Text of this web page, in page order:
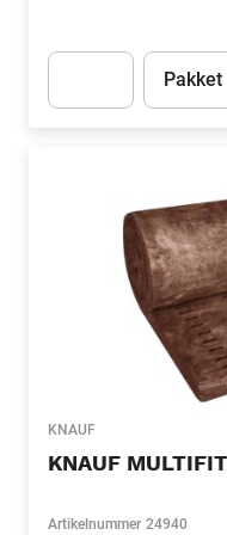
Eenheid
Pakket
KNAUF
KNAUF
Artikelnummer 24940